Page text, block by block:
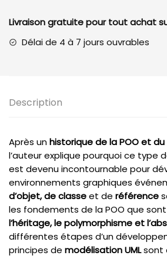
Livraison gratuite pour tout achat
Délai de 4 à 7 jours ouvrables
Description
Après unhistorique de la POO et
l’auteur explique pourquoi ce type
est devenu incontournable pour
environnements graphiques
d’objet, de classeet de référence
les fondements de la POO que sont
l’héritage, le polymorphisme et
différentes étapes d’un
principes de modélisation UMLsont